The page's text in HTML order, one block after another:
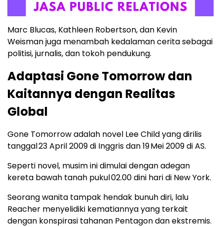
Marc Blucas, Kathleen Robertson, dan Kevin
Weisman juga menambah kedalaman cerita sebagai
politisi, jurnalis, dan tokoh pendukung.
Adaptasi Gone Tomorrow dan
Kaitannya dengan Realitas
Global
Gone Tomorrow adalah novel Lee Child yang dirilis
tanggal 23 April 2009 di Inggris dan 19 Mei 2009 di AS.
Seperti novel, musim ini dimulai dengan adegan
kereta bawah tanah pukul 02.00 dini hari di New York.
Seorang wanita tampak hendak bunuh diri, lalu
Reacher menyelidiki kematiannya yang terkait
dengan konspirasi tahanan Pentagon dan ekstremis.